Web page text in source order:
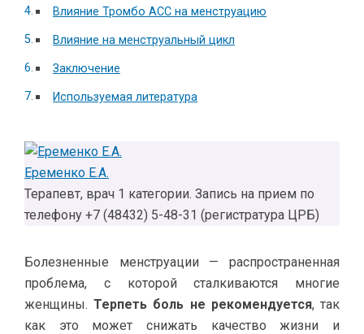
Влияние Тромбо АСС на менструацию
Влияние на менструальный цикл
Заключение
Используемая литература
Еременко Е.А.
Терапевт, врач 1 категории. Запись на прием по
телефону +7 (48432) 5-48-31 (регистратура ЦРБ)
Болезненные менструации — распространенная
проблема, с которой сталкиваются многие
женщины.Терпеть боль не рекомендуется, так
как это может снижать качество жизни и